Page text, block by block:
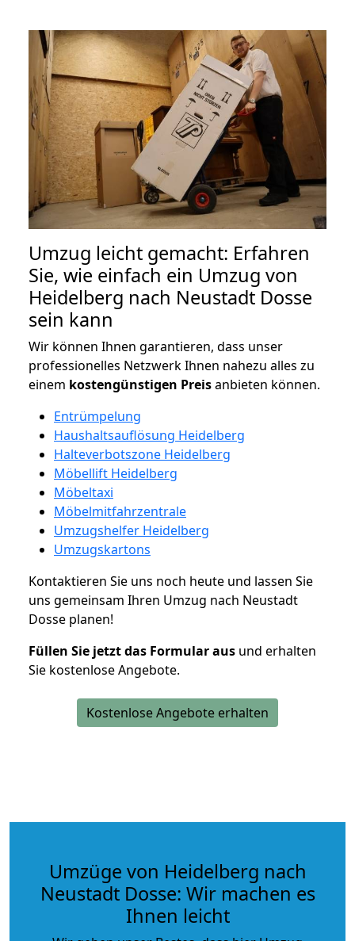
Umzug leicht gemacht: Erfahren
Sie, wie einfach ein Umzug von
Heidelberg nach Neustadt Dosse
sein kann
Wir können Ihnen garantieren, dass unser
professionelles Netzwerk Ihnen nahezu alles zu
einem kostengünstigen Preisanbieten können.
Entrümpelung
Haushaltsauflösung Heidelberg
Halteverbotszone Heidelberg
Möbellift Heidelberg
Möbeltaxi
Möbelmitfahrzentrale
Umzugshelfer Heidelberg
Umzugskartons
Kontaktieren Sie uns noch heute und lassen Sie
uns gemeinsam Ihren Umzug nach Neustadt
Dosse planen!
Füllen Sie jetzt das Formular aus und erhalten
Sie kostenlose Angebote.
Kostenlose Angebote erhalten
Umzüge von Heidelberg nach
Neustadt Dosse: Wir machen es
Ihnen leicht